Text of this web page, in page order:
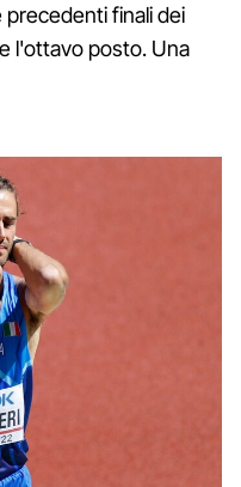
precedenti finali dei
l'ottavo posto. Una